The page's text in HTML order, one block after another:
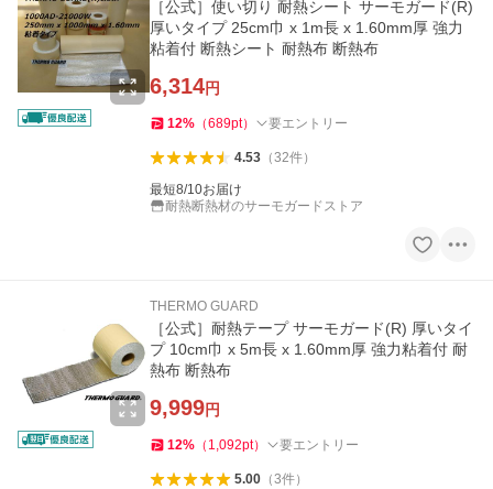
［公式］使い切り 耐熱シート サーモガード(R)
厚いタイプ 25cm巾 x 1m長 x 1.60mm厚 強力
粘着付 断熱シート 耐熱布 断熱布
6,314円
12% （689pt） 要エントリー
4.53（32件）
最短8/10お届け
耐熱断熱材のサーモガードストア
THERMO GUARD
［公式］耐熱テープ サーモガード(R) 厚いタイ
プ 10cm巾 x 5m長 x 1.60mm厚 強力粘着付 耐
熱布 断熱布
9,999円
12% （ 1,092pt） 要エントリー
5.00（3件）